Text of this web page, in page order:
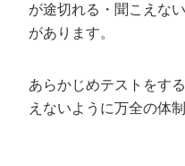
が途切れる・聞こえな
があります。
あらかじめテストをす
えないように万全の体